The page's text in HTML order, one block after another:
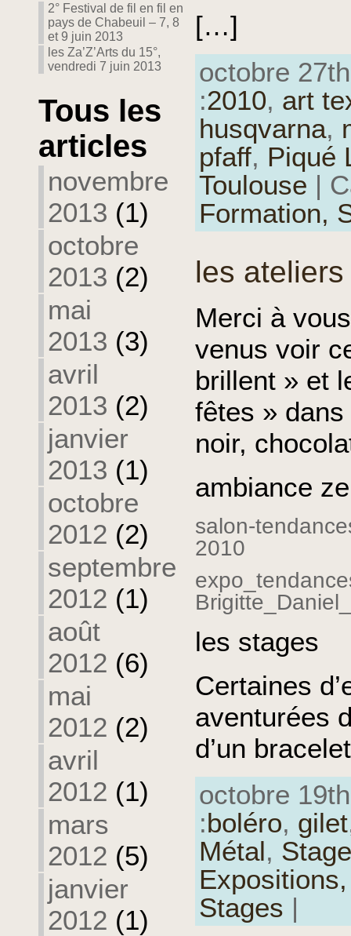
2° Festival de fil en fil en
pays de Chabeuil – 7, 8
et 9 juin 2013
les Za’Z’Arts du 15°,
vendredi 7 juin 2013
Tous les
articles
novembre
2013 (1)
octobre
2013 (2)
mai
2013 (3)
avril
2013 (2)
janvier
2013 (1)
octobre
2012 (2)
septembre
2012 (1)
août
2012 (6)
mai
2012 (2)
avril
2012 (1)
mars
2012 (5)
janvier
2012 (1)
[…]
octobre
:2010, art
husqvarna,
pfaff, Piqué
Toulouse |
Formation,
les
Merci à
venus voir
brillent » et
fêtes »
noir,
ambiance
salon-
2010
les stages
Certaines
aventurées
d’un
octobre
:boléro, gilet
Métal, Stage
Stages |